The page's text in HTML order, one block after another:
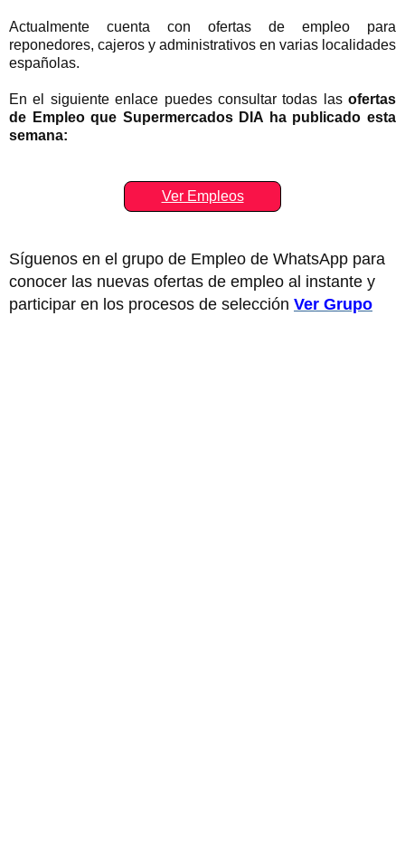
Actualmente cuenta con ofertas de empleo para
reponedores, cajeros y administrativos en varias localidades
españolas.
En el siguiente enlace puedes consultar todas las ofertas
de Empleo que Supermercados DIA ha publicado esta
semana:
Ver Empleos
Síguenos en el grupo de Empleo de WhatsApp para
conocer las nuevas ofertas de empleo al instante y
participar en los procesos de selección Ver Grupo